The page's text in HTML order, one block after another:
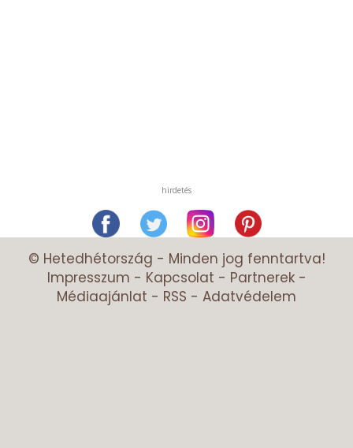
hirdetés
© Hetedhétország - Minden jog fenntartva!
Impresszum - Kapcsolat - Partnerek-
Médiaajánlat - RSS - Adatvédelem